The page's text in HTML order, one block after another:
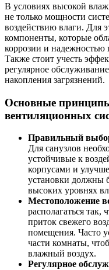
В условиях высокой
не только мощности
воздействию влаги. Для
компоненты, которые
коррозии и надежностью
Также стоит учесть
регулярное
накопления загрязнений.
Основные
вентиляционных
Правильный
Для санузлов
устойчивые к
корпусами и
установки должны
высоких уровнях
Местоположение
располагаться
приток свежего
помещения. Часто
части комнаты,
влажный воздух.
Регулярное